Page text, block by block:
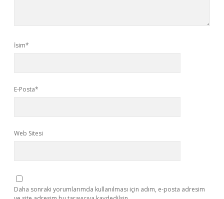
İsim*
E-Posta*
Web Sitesi
Daha sonraki yorumlarımda kullanılması için adım, e-posta adresim